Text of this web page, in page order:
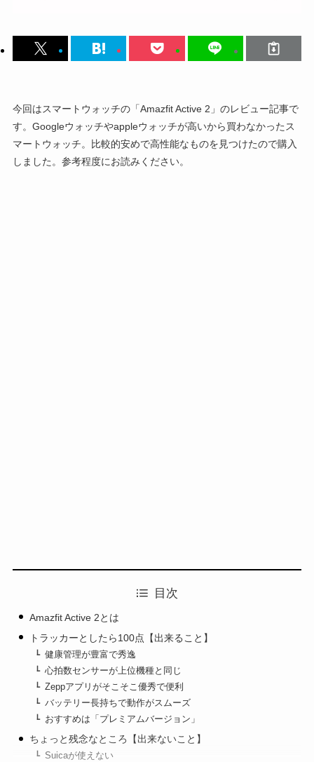
今回はスマートウォッチの「Amazfit Active 2」のレビュー記事で
す。Googleウォッチやappleウォッチが高いから買わなかったス
マートウォッチ。比較的安めで高性能なものを見つけたので購入
しました。参考程度にお読みください。
目次
Amazfit Active 2とは
トラッカーとしたら100点【出来ること】
健康管理が豊富で秀逸
心拍数センサーが上位機種と同じ
Zeppアプリがそこそこ優秀で便利
バッテリー長持ちで動作がスムーズ
おすすめは「プレミアムバージョン」
ちょっと残念なところ【出来ないこと】
Suicaが使えない